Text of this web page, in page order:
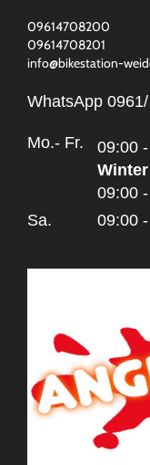
09614708200
09614708201
info@bikestation-
WhatsApp
Mo.- Fr. 09:00
09:00
Sa.
09:00